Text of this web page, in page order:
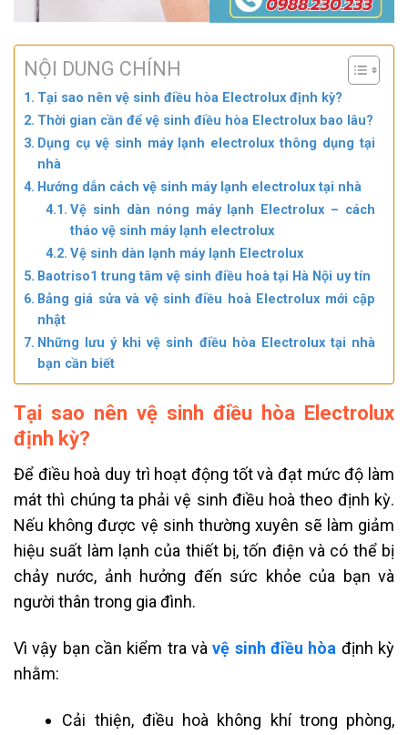
NỘI DUNG CHÍNH
Tại sao nên vệ sinh điều hòa Electrolux định kỳ?
Thời gian cần để vệ sinh điều hòa Electrolux bao lâu?
Dụng cụ vệ sinh máy lạnh electrolux thông dụng tại
nhà
Hướng dẫn cách vệ sinh máy lạnh electrolux tại nhà
Vệ sinh dàn nóng máy lạnh Electrolux – cách
tháo vệ sinh máy lạnh electrolux
Vệ sinh dàn lạnh máy lạnh Electrolux
Baotriso1 trung tâm vệ sinh điều hoà tại Hà Nội uy tín
Bảng giá sửa và vệ sinh điều hoà Electrolux mới cập
nhật
Những lưu ý khi vệ sinh điều hòa Electrolux tại nhà
bạn cần biết
Tại sao nên vệ sinh điều hòa Electrolux
định kỳ?
Để điều hoà duy trì hoạt động tốt và đạt mức độ làm
mát thì chúng ta phải vệ sinh điều hoà theo định kỳ.
Nếu không được vệ sinh thường xuyên sẽ làm giảm
hiệu suất làm lạnh của thiết bị, tốn điện và có thể bị
chảy nước, ảnh hưởng đến sức khỏe của bạn và
người thân trong gia đình.
Vì vậy bạn cần kiểm tra vàvệ sinh điều hòa định kỳ
nhằm:
Cải thiện, điều hoà không khí trong phòng,